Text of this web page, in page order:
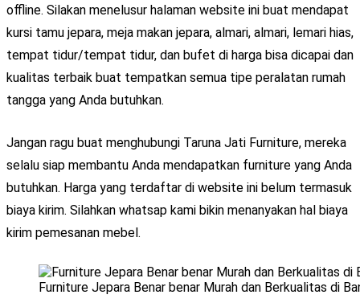
offline. Silakan menelusur halaman website ini buat mendapat
kursi tamu jepara, meja makan jepara, almari, almari, lemari hias,
tempat tidur/tempat tidur, dan bufet di harga bisa dicapai dan
kualitas terbaik buat tempatkan semua tipe peralatan rumah
tangga yang Anda butuhkan.
Jangan ragu buat menghubungi Taruna Jati Furniture, mereka
selalu siap membantu Anda mendapatkan furniture yang Anda
butuhkan. Harga yang terdaftar di website ini belum termasuk
biaya kirim. Silahkan whatsap kami bikin menanyakan hal biaya
kirim pemesanan mebel.
Furniture Jepara Benar benar Murah dan Berkualitas di